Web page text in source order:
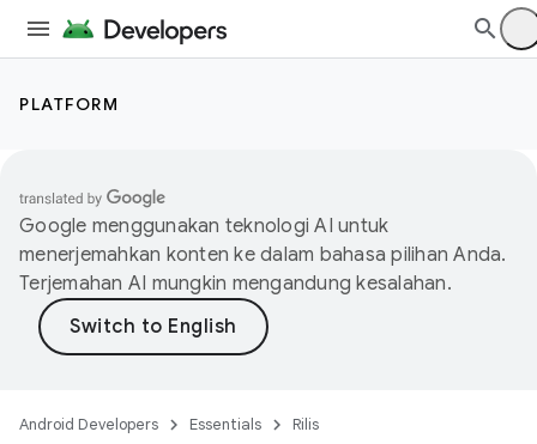
PLATFORM
Google menggunakan teknologi AI untuk
menerjemahkan konten ke dalam bahasa pilihan Anda.
Terjemahan AI mungkin mengandung kesalahan.
Android Developers Essentials Rilis